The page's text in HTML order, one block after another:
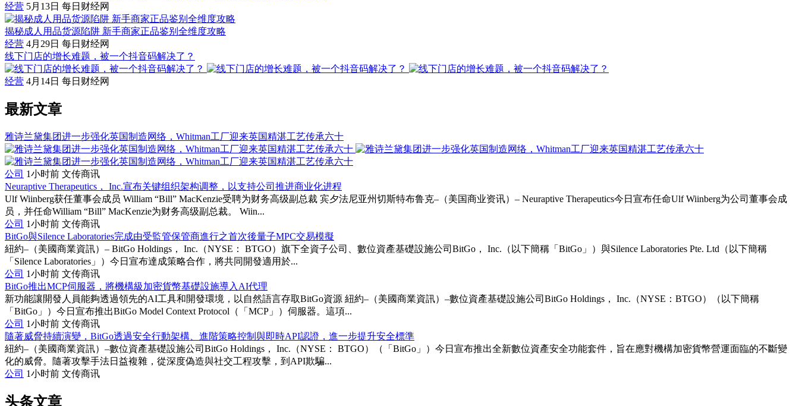
经营 5月13日 每日财经网
揭秘成人用品货源陷阱 新手商家正品鉴别全维度攻略
经营 4月29日 每日财经网
线下门店的增长难题，被一个抖音码解决了？
经营 4月14日 每日财经网
最新文章
雅诗兰黛集团进一步强化英国制造网络，Whitman工厂迎来英国精湛工艺传承六十
公司 1小时前 文传商讯
Neuraptive Therapeutics， Inc.宣布关键组织架构调整，以支持公司推进商业化进程
Ulf Wiinberg获任董事会成员 William “Bill” MacKenzie受聘为财务高级副总裁 宾夕法尼亚州切斯特布鲁克–（美国商业资讯）– Neuraptive Therapeutics今日宣布任命Ulf Wiinberg为公司董事会成
员，并任命William “Bill” MacKenzie为财务高级副总裁。 Wiin...
公司 1小时前 文传商讯
BitGo與Silence Laboratories完成由受監管保管商進行之首次後量子MPC交易模擬
紐約–（美國商業資訊）– BitGo Holdings， Inc.（NYSE： BTGO）旗下全資子公司、數位資產基礎設施公司BitGo， Inc.（以下簡稱「BitGo」）與Silence Laboratories Pte. Ltd（以下簡稱
「Silence Laboratories」）今日宣布達成策略合作，將共同開發適用於...
公司 1小时前 文传商讯
BitGo推出MCP伺服器，將機構級加密貨幣基礎設施導入AI代理
新功能讓開發人員能夠透過領先的AI工具和開發環境，以自然語言存取BitGo資源 紐約–（美國商業資訊）–數位資產基礎設施公司BitGo Holdings， Inc.（NYSE：BTGO）（以下簡稱
「BitGo」）今日宣布推出BitGo Model Context Protocol（「MCP」）伺服器。這項...
公司 1小时前 文传商讯
隨著威脅持續演變，BitGo透過安全行動架構、進階策略控制與即時API認證，進一步提升安全標準
紐約–（美國商業資訊）–數位資產基礎設施公司BitGo Holdings， Inc.（NYSE： BTGO）（「BitGo」）今日宣布推出全新數位資產安全功能套件，旨在應對機構加密貨幣營運面臨的不斷變
化的威脅。隨著攻擊手法日益複雜，從深度偽造與社交工程攻擊，到API欺騙...
公司 1小时前 文传商讯
头条文章